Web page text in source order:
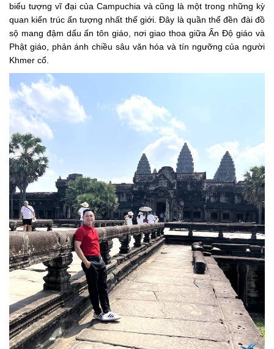
biểu tượng vĩ đại của Campuchia và cũng là một trong những kỳ
quan kiến trúc ấn tượng nhất thế giới. Đây là quần thể đền đài đồ
sộ mang đậm dấu ấn tôn giáo, nơi giao thoa giữa Ấn Độ giáo và
Phật giáo, phản ánh chiều sâu văn hóa và tín ngưỡng của người
Khmer cổ.